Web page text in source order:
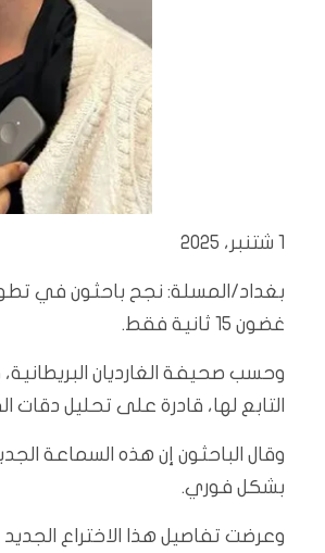
1 شتنبر، 2025
غضون 15 ثانية فقط.
وحسب صحيفة الغارديان
التابع لها، قادرة على تحليل
وقال الباحثون إن هذه السماعة
بشكل فوري.
وعرضت تفاصيل هذا الاختراع